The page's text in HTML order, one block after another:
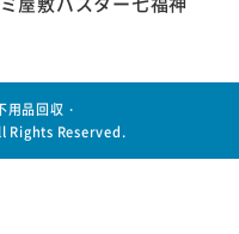
用品回収・
Rights Reserved.